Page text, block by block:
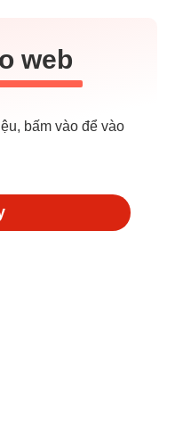
web
bấm vào để vào